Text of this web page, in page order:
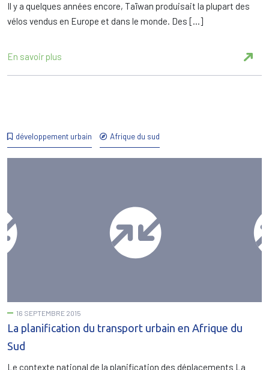
Il y a quelques années encore, Taïwan produisait la plupart des
vélos vendus en Europe et dans le monde. Des […]
En savoir plus
développement urbain Afrique du sud
16 SEPTEMBRE 2015
La planification du transport urbain en Afrique du
Sud
Le contexte national de la planification des déplacements La